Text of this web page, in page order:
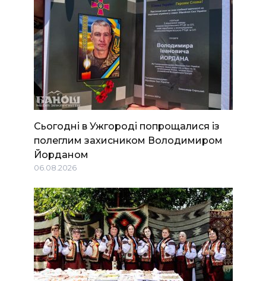
Сьогодні в Ужгороді попрощалися із
полеглим захисником Володимиром
Йорданом
06.08.2026